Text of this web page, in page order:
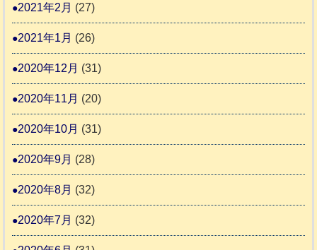
2021年2月 (27)
2021年1月 (26)
2020年12月 (31)
2020年11月 (20)
2020年10月 (31)
2020年9月 (28)
2020年8月 (32)
2020年7月 (32)